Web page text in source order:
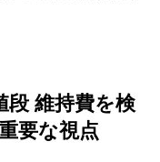
段 維持費を検
要な視点